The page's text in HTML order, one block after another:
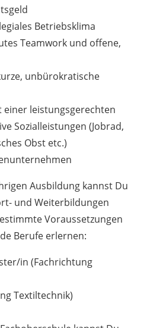
Betriebsklima
Teamwork und offene,
unbürokratische
leistungsgerechten
Sozialleistungen (Jobrad,
Obst etc.)
Ausbildung kannst Du
und Weiterbildungen
Voraussetzungen
Berufe erlernen:
in (Fachrichtung
Textiltechnik)